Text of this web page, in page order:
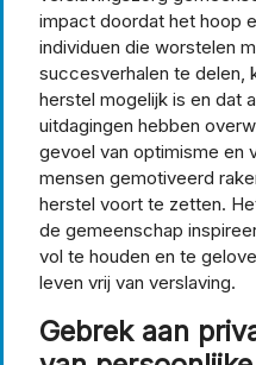
impact doordat het hoop
individuen die worstelen
succesverhalen te delen,
herstel mogelijk is en dat
uitdagingen hebben
gevoel van optimisme en
mensen gemotiveerd
herstel voort te zetten.
de gemeenschap
vol te houden en te
leven vrij van verslaving.
Gebrek aan